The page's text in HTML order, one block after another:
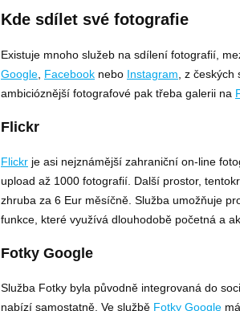
Kde sdílet své fotografie
Existuje mnoho služeb na sdílení fotografií,
Google Facebook nebo Instagram , z
ambicióznější fotografové pak třeba galerii na
Flickr
Flickr je asi nejznámější zahraniční on-line
upload až 1000 fotografií. Další prostor,
zhruba za 6 Eur měsíčně. Služba umožňuje
funkce, které využívá dlouhodobě početná a
Fotky Google
Služba Fotky byla původně integrovaná do
nabízí samostatně. Ve službě Fotky Google